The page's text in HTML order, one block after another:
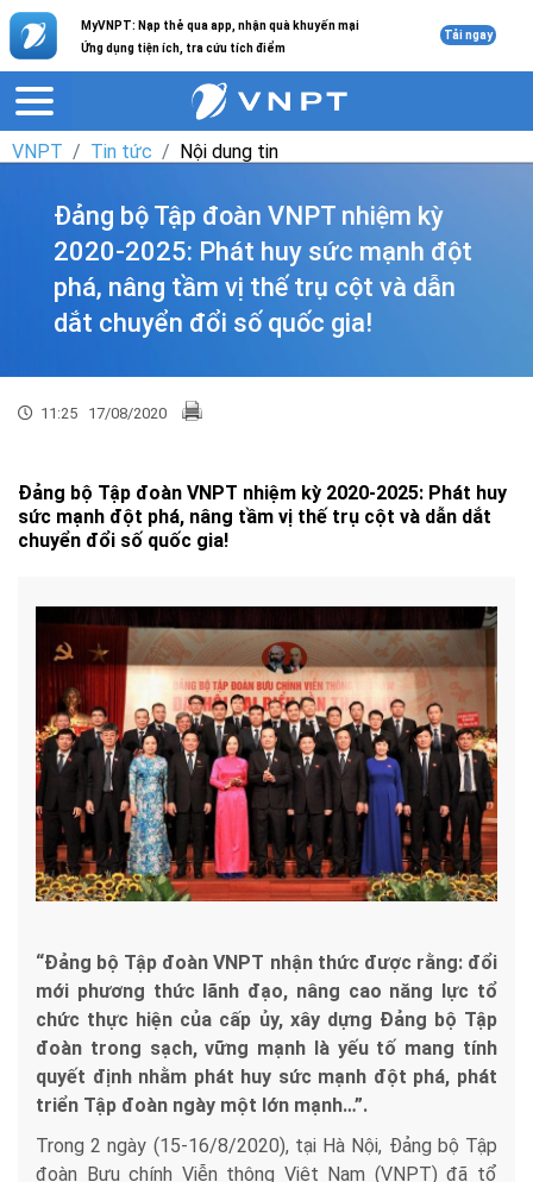
MyVNPT: Nạp thẻ qua app, nhận quà khuyến mại
Ứng dụng tiện ích, tra cứu tích điểm
Tải ngay
VNPT Tin tức Nội dung tin
Đảng bộ Tập đoàn VNPT nhiệm kỳ
2020-2025: Phát huy sức mạnh đột
phá, nâng tầm vị thế trụ cột và dẫn
dắt chuyển đổi số quốc gia!
11:25 17/08/2020
Đảng bộ Tập đoàn VNPT nhiệm kỳ 2020-2025: Phát huy
sức mạnh đột phá, nâng tầm vị thế trụ cột và dẫn dắt
chuyển đổi số quốc gia!
“Đảng bộ Tập đoàn VNPT nhận thức được rằng: đổi
mới phương thức lãnh đạo, nâng cao năng lực tổ
chức thực hiện của cấp ủy, xây dựng Đảng bộ Tập
đoàn trong sạch, vững mạnh là yếu tố mang tính
quyết định nhằm phát huy sức mạnh đột phá, phát
triển Tập đoàn ngày một lớn mạnh…”.
Trong 2 ngày (15-16/8/2020), tại Hà Nội, Đảng bộ Tập
đoàn Bưu chính Viễn thông Việt Nam (VNPT) đã tổ